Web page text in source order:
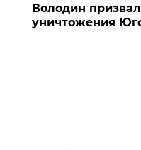
Володин
уничтожения